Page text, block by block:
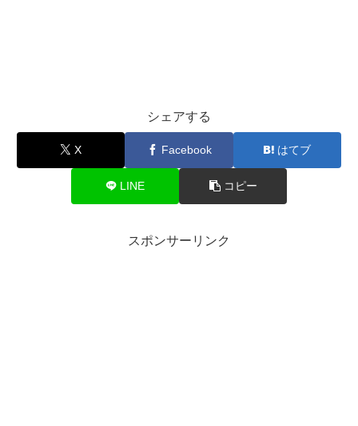
シェアする
X Facebook はてブ
LINE コピー
スポンサーリンク